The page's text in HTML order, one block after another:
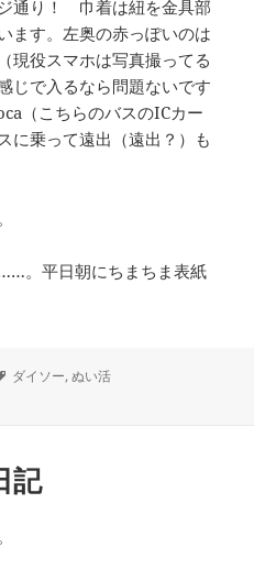
通り！ 巾着は紐を金具部
ます。左奥の赤っぽいのは
現役スマホは写真撮ってる
じで入るなら問題ないです
（こちらのバスのICカー
に乗って遠出（遠出？）も
。平日朝にちまちま表紙
タ
ダイソー,ぬい活
したい！ に
記